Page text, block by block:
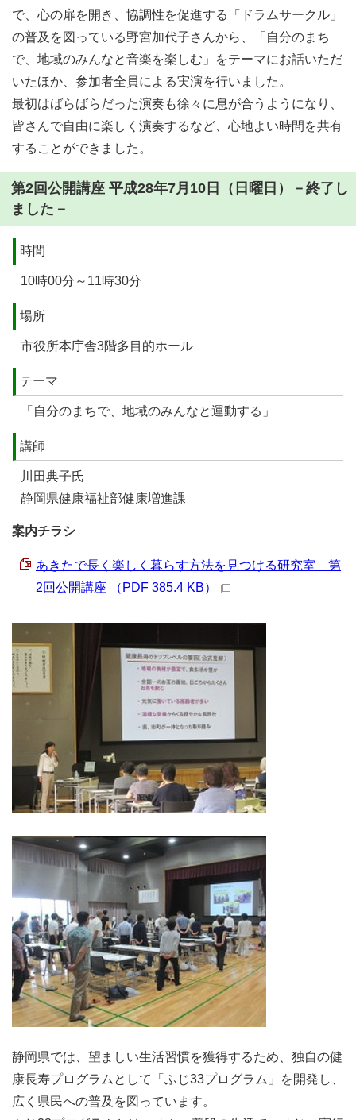
で、心の扉を開き、協調性を促進する「ドラムサークル」
の普及を図っている野宮加代子さんから、「自分のまち
で、地域のみんなと音楽を楽しむ」をテーマにお話いただ
いたほか、参加者全員による実演を行いました。
最初はばらばらだった演奏も徐々に息が合うようになり、
皆さんで自由に楽しく演奏するなど、心地よい時間を共有
することができました。
第2回公開講座 平成28年7月10日（日曜日）－終了し
ました－
時間
10時00分～11時30分
場所
市役所本庁舎3階多目的ホール
テーマ
「自分のまちで、地域のみんなと運動する」
講師
川田典子氏
静岡県健康福祉部健康増進課
案内チラシ
あきたで長く楽しく暮らす方法を見つける研究室 第
2回公開講座 （PDF 385.4 KB）
静岡県では、望ましい生活習慣を獲得するため、独自の健
康長寿プログラムとして「ふじ33プログラム」を開発し、
広く県民への普及を図っています。